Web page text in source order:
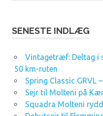
SENESTE INDLÆG
Vintagetræf: Deltag i
50 km-ruten
Spring Classic GRVL
Sejr til Molteni på
Squadra Molteni